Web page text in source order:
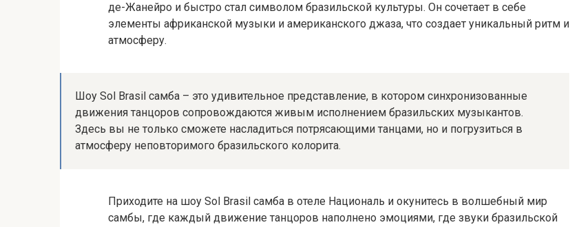
де-Жанейро и быстро стал символом бразильской культуры. Он сочетает в себе
элементы африканской музыки и американского джаза, что создает уникальный ритм и
атмосферу.
Шоу Sol Brasil самба – это удивительное представление, в котором синхронизованные
движения танцоров сопровождаются живым исполнением бразильских музыкантов.
Здесь вы не только сможете насладиться потрясающими танцами, но и погрузиться в
атмосферу неповторимого бразильского колорита.
Приходите на шоу Sol Brasil самба в отеле Националь и окунитесь в волшебный мир
самбы, где каждый движение танцоров наполнено эмоциями, где звуки бразильской